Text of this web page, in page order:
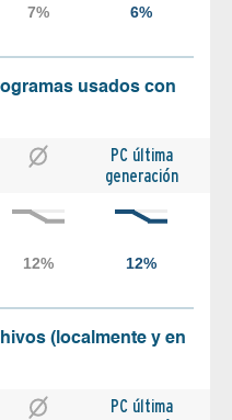
usados con
PC última
generación
(localmente y en
PC última